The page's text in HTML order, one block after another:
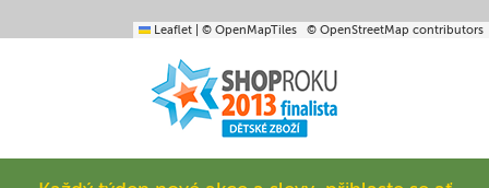
Leaflet © OpenMapTiles © OpenStreetMap contributors